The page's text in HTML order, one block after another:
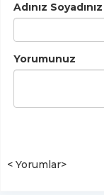
Adınız Soyadınız
Yorumunuz
< Yorumlar>